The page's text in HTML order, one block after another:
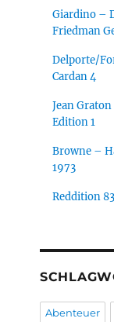
Giardino –
Friedman
Delporte/
Cardan 4
Jean
Edition 1
Browne –
1973
Reddition
Abenteuer